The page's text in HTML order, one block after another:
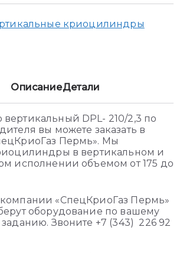
криоцилиндры
ОписаниеДетали
DPL- 210/2,3 по
вы можете заказать в
Пермь». Мы
в вертикальном и
исполнении объемом от 175 до
«СпецКриоГаз Пермь»
оборудование по вашему
Звоните +7 (343) 226 92